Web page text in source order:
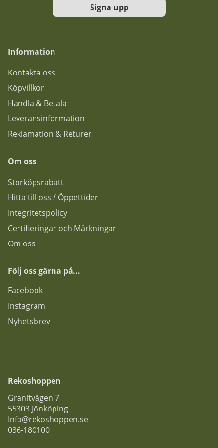
Signa upp
Information
Kontakta oss
Köpvillkor
Handla & Betala
Leveransinformation
Reklamation & Returer
Om oss
Storköpsrabatt
Hitta till oss / Öppettider
Integritetspolicy
Certifieringar och Märkningar
Om oss
Följ oss gärna på...
Facebook
Instagram
Nyhetsbrev
Rekoshoppen
Granitvägen 7
55303 Jönköping.
Info@rekoshoppen.se
036-180100